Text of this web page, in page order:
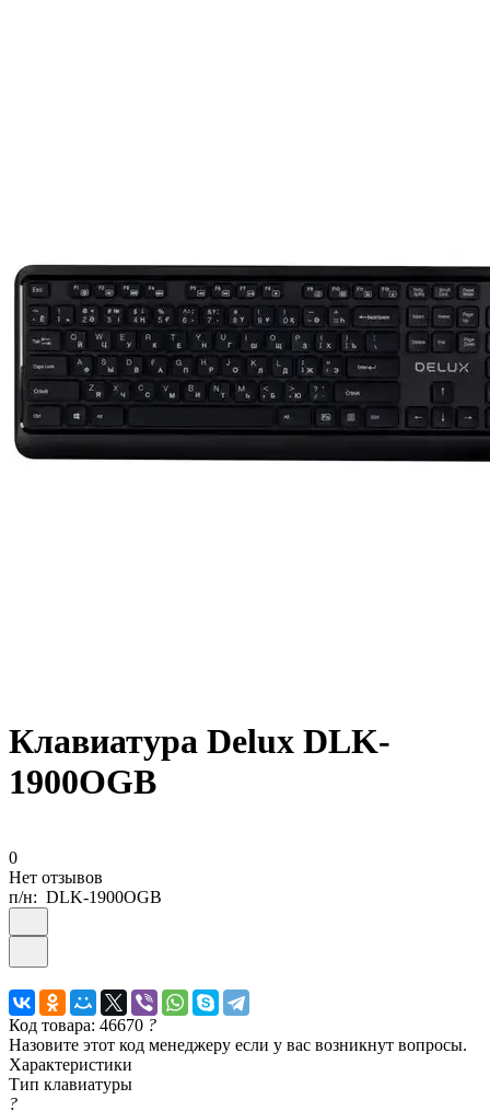
Клавиатура Delux DLK-
1900OGB
0
Нет отзывов
п/н: DLK-1900OGB
Код товара: 46670 ?
Назовите этот код менеджеру если у вас возникнут вопросы.
Характеристики
Тип клавиатуры
?